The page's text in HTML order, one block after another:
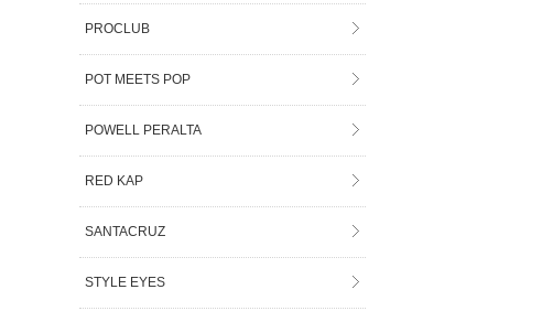
PROCLUB
POT MEETS POP
POWELL PERALTA
RED KAP
SANTACRUZ
STYLE EYES